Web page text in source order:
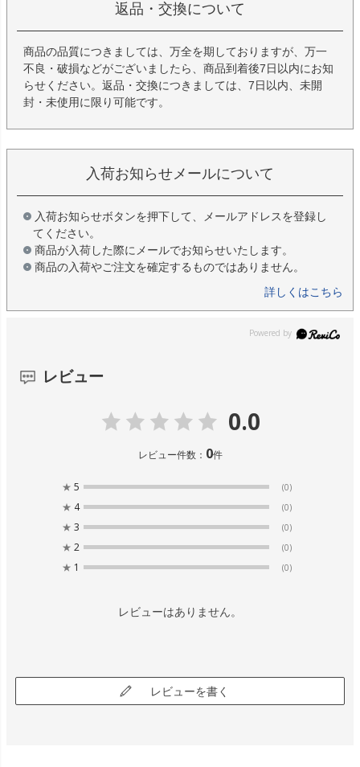
返品・交換について
商品の品質につきましては、万全を期しておりますが、万一
不良・破損などがございましたら、商品到着後7日以内にお知
らせください。返品・交換につきましては、7日以内、未開
封・未使用に限り可能です。
入荷お知らせメールについて
入荷お知らせボタンを押下して、メールアドレスを登録し
てください。
商品が入荷した際にメールでお知らせいたします。
商品の入荷やご注文を確定するものではありません。
詳しくはこちら
レビュー
0.0
レビュー件数： 0件
★ 5 (0)
★ 4 (0)
★ 3 (0)
★ 2 (0)
★ 1 (0)
レビューはありません。
レビューを書く